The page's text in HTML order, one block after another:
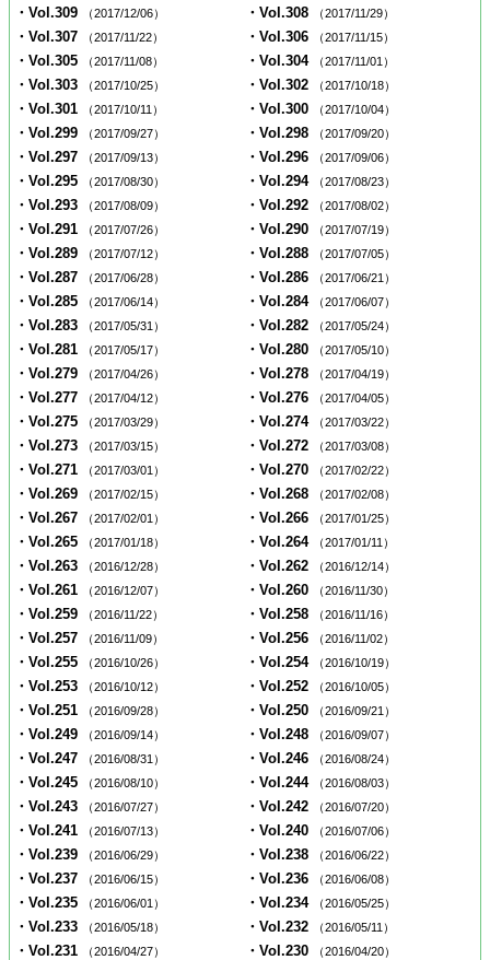
・Vol.309 （2017/12/06） ・Vol.308 （2017/11/29）
・Vol.307 （2017/11/22） ・Vol.306 （2017/11/15）
・Vol.305 （2017/11/08） ・Vol.304 （2017/11/01）
・Vol.303 （2017/10/25） ・Vol.302 （2017/10/18）
・Vol.301 （2017/10/11） ・Vol.300 （2017/10/04）
・Vol.299 （2017/09/27） ・Vol.298 （2017/09/20）
・Vol.297 （2017/09/13） ・Vol.296 （2017/09/06）
・Vol.295 （2017/08/30） ・Vol.294 （2017/08/23）
・Vol.293 （2017/08/09） ・Vol.292 （2017/08/02）
・Vol.291 （2017/07/26） ・Vol.290 （2017/07/19）
・Vol.289 （2017/07/12） ・Vol.288 （2017/07/05）
・Vol.287 （2017/06/28） ・Vol.286 （2017/06/21）
・Vol.285 （2017/06/14） ・Vol.284 （2017/06/07）
・Vol.283 （2017/05/31） ・Vol.282 （2017/05/24）
・Vol.281 （2017/05/17） ・Vol.280 （2017/05/10）
・Vol.279 （2017/04/26） ・Vol.278 （2017/04/19）
・Vol.277 （2017/04/12） ・Vol.276 （2017/04/05）
・Vol.275 （2017/03/29） ・Vol.274 （2017/03/22）
・Vol.273 （2017/03/15） ・Vol.272 （2017/03/08）
・Vol.271 （2017/03/01） ・Vol.270 （2017/02/22）
・Vol.269 （2017/02/15） ・Vol.268 （2017/02/08）
・Vol.267 （2017/02/01） ・Vol.266 （2017/01/25）
・Vol.265 （2017/01/18） ・Vol.264 （2017/01/11）
・Vol.263 （2016/12/28） ・Vol.262 （2016/12/14）
・Vol.261 （2016/12/07） ・Vol.260 （2016/11/30）
・Vol.259 （2016/11/22） ・Vol.258 （2016/11/16）
・Vol.257 （2016/11/09） ・Vol.256 （2016/11/02）
・Vol.255 （2016/10/26） ・Vol.254 （2016/10/19）
・Vol.253 （2016/10/12） ・Vol.252 （2016/10/05）
・Vol.251 （2016/09/28） ・Vol.250 （2016/09/21）
・Vol.249 （2016/09/14） ・Vol.248 （2016/09/07）
・Vol.247 （2016/08/31） ・Vol.246 （2016/08/24）
・Vol.245 （2016/08/10） ・Vol.244 （2016/08/03）
・Vol.243 （2016/07/27） ・Vol.242 （2016/07/20）
・Vol.241 （2016/07/13） ・Vol.240 （2016/07/06）
・Vol.239 （2016/06/29） ・Vol.238 （2016/06/22）
・Vol.237 （2016/06/15） ・Vol.236 （2016/06/08）
・Vol.235 （2016/06/01） ・Vol.234 （2016/05/25）
・Vol.233 （2016/05/18） ・Vol.232 （2016/05/11）
・Vol.231 （2016/04/27） ・Vol.230 （2016/04/20）